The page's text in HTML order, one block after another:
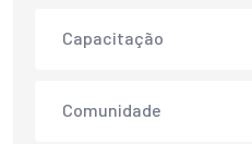
Capacitação
Comunidade